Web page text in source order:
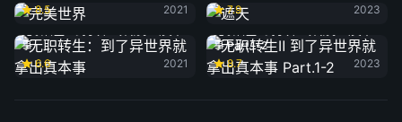
8.5
2021
7.9
2023
事
6.6
2021
事 Part.1-2
8.7
2023